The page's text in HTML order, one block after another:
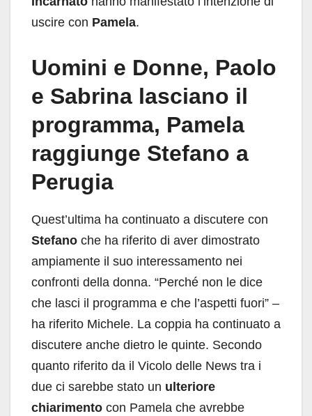
uscire con Pamela.
Uomini e Donne, Paolo
e Sabrina lasciano il
programma, Pamela
raggiunge Stefano a
Perugia
Quest’ultima ha continuato a discutere con
Stefano che ha riferito di aver dimostrato
ampiamente il suo interessamento nei
confronti della donna. “Perché non le dice
che lasci il programma e che l’aspetti fuori” –
ha riferito Michele. La coppia ha continuato a
discutere anche dietro le quinte. Secondo
quanto riferito da il Vicolo delle News tra i
due ci sarebbe stato un ulteriore
chiarimento con Pamela che avrebbe